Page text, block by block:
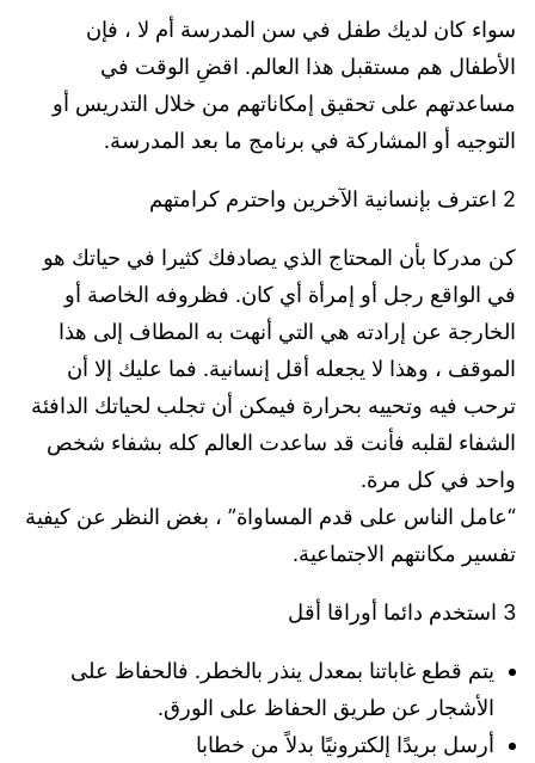
سواء كان لديك طفل في سن المدرسة أم لا ، فإن
الأطفال هم مستقبل هذا العالم. اقضِ الوقت في
مساعدتهم على تحقيق إمكاناتهم من خلال التدريس أو
التوجيه أو المشاركة في برنامج ما بعد المدرسة.
2 اعترف بإنسانية الآخرين واحترم كرامتهم
كن مدركا بأن المحتاج الذي يصادفك كثيرا في حياتك هو
في الواقع رجل أو إمرأة أي كان. فظروفه الخاصة أو
الخارجة عن إرادته هي التي أنهت به المطاف إلى هذا
الموقف ، وهذا لا يجعله أقل إنسانية. فما عليك إلا أن
ترحب فيه وتحييه بحرارة فيمكن أن تجلب لحياتك الدافئة
الشفاء لقلبه فأنت قد ساعدت العالم كله بشفاء شخص
واحد في كل مرة.
“عامل الناس على قدم المساواة” ، بغض النظر عن كيفية
تفسير مكانتهم الاجتماعية.
3 استخدم دائما أوراقا أقل
يتم قطع غاباتنا بمعدل ينذر بالخطر. فالحفاظ على
الأشجار عن طريق الحفاظ على الورق.
أرسل بريدًا إلكترونيًا بدلاً من خطابا